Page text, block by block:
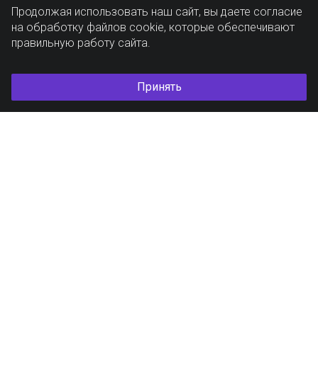
Продолжая использовать наш сайт, вы даете согласие
на обработку файлов cookie, которые обеспечивают
правильную работу сайта.
Принять